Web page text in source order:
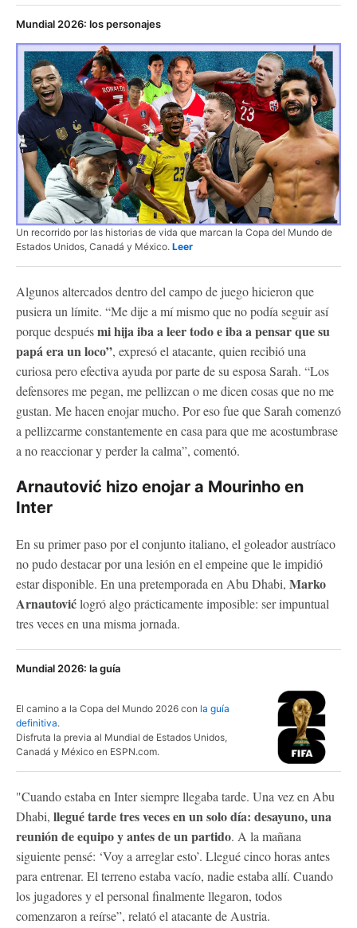
Mundial 2026: los personajes
Un recorrido por las historias de vida que marcan la Copa del Mundo de
Estados Unidos, Canadá y México. Leer
Algunos altercados dentro del campo de juego hicieron que
pusiera un límite. “Me dije a mí mismo que no podía seguir así
porque despuésmi hija iba a leer todo e iba a pensar que su
papá era un loco”, expresó el atacante, quien recibió una
curiosa pero efectiva ayuda por parte de su esposa Sarah. “Los
defensores me pegan, me pellizcan o me dicen cosas que no me
gustan. Me hacen enojar mucho. Por eso fue que Sarah comenzó
a pellizcarme constantemente en casa para que me acostumbrase
a no reaccionar y perder la calma”, comentó.
Arnautović hizo enojar a Mourinho en
Inter
En su primer paso por el conjunto italiano, el goleador austríaco
no pudo destacar por una lesión en el empeine que le impidió
estar disponible. En una pretemporada en Abu Dhabi, Marko
Arnautovićlogró algo prácticamente imposible: ser impuntual
tres veces en una misma jornada.
Mundial 2026: la guía
El camino a la Copa del Mundo 2026 con la guía
definitiva.
Disfruta la previa al Mundial de Estados Unidos,
Canadá y México en ESPN.com.
"Cuando estaba en Inter siempre llegaba tarde. Una vez en Abu
Dhabi, llegué tarde tres veces en un solo día: desayuno, una
reunión de equipo y antes de un partido. A la mañana
siguiente pensé: ‘Voy a arreglar esto’. Llegué cinco horas antes
para entrenar. El terreno estaba vacío, nadie estaba allí. Cuando
los jugadores y el personal finalmente llegaron, todos
comenzaron a reírse”, relató el atacante de Austria.